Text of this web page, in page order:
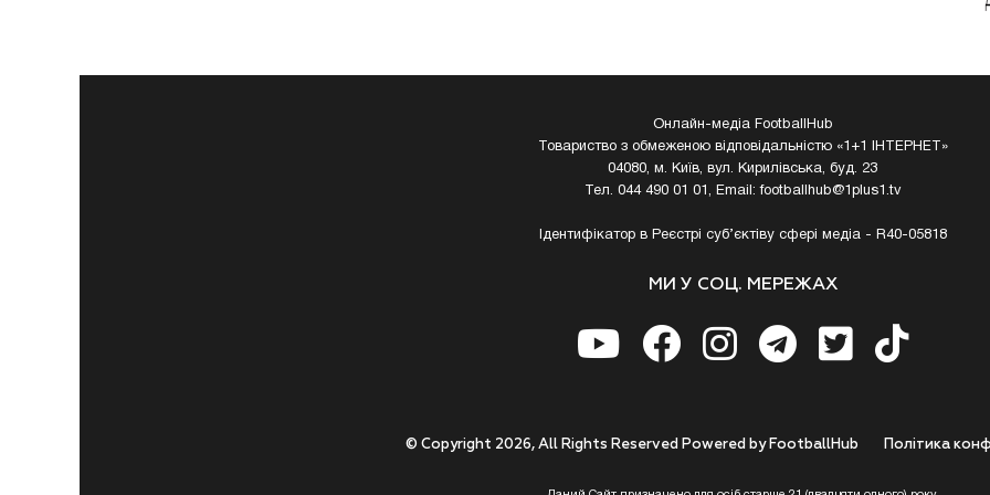
Онлайн-медіа FootballHub
Товариство з обмеженою відповідальністю «1+1 ІНТЕРНЕТ»
04080, м. Київ, вул. Кирилівська, буд. 23
Тел. 044 490 01 01, Email:footballhub@1plus1.tv
Ідентифікатор в Реєстрі суб’єктіву сфері медіа - R40-05818
МИ У СОЦ. МЕРЕЖАХ
Полiтика
© Copyright 2026, All Rights Reserved Powered by FootballHub